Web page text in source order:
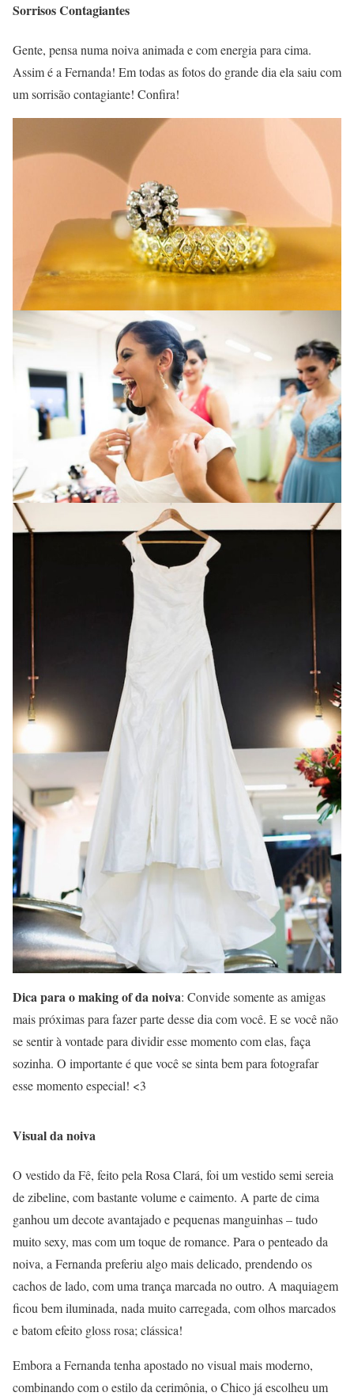
Sorrisos Contagiantes
Gente, pensa numa noiva animada e com energia para cima.
Assim é a Fernanda! Em todas as fotos do grande dia ela saiu com
um sorrisão contagiante! Confira!
Dica para o making of da noiva: Convide somente as amigas
mais próximas para fazer parte desse dia com você. E se você não
se sentir à vontade para dividir esse momento com elas, faça
sozinha. O importante é que você se sinta bem para fotografar
esse momento especial! <3
Visual da noiva
O vestido da Fê, feito pela Rosa Clará, foi um vestido semi sereia
de zibeline, com bastante volume e caimento. A parte de cima
ganhou um decote avantajado e pequenas manguinhas – tudo
muito sexy, mas com um toque de romance. Para o penteado da
noiva, a Fernanda preferiu algo mais delicado, prendendo os
cachos de lado, com uma trança marcada no outro. A maquiagem
ficou bem iluminada, nada muito carregada, com olhos marcados
e batom efeito gloss rosa; clássica!
Embora a Fernanda tenha apostado no visual mais moderno,
combinando com o estilo da cerimônia, o Chico já escolheu um